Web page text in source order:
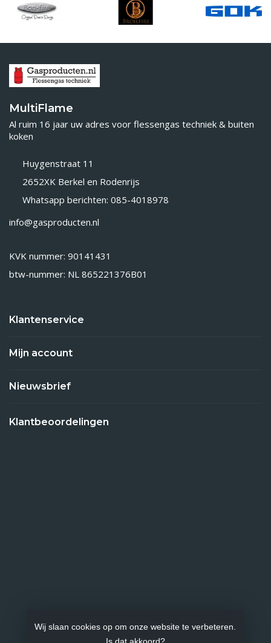
MultiFlame
Al ruim 16 jaar uw adres voor flessengas techniek & buiten
koken
Huygenstraat 11
2652XK Berkel en Rodenrijs
Whatsapp berichten: 085-4018978
info@gasproducten.nl
KVK nummer: 90141431
btw-nummer: NL 865221376B01
Klantenservice
Mijn account
Nieuwsbrief
Klantbeoordelingen
Wij slaan cookies op om onze website te verbeteren.